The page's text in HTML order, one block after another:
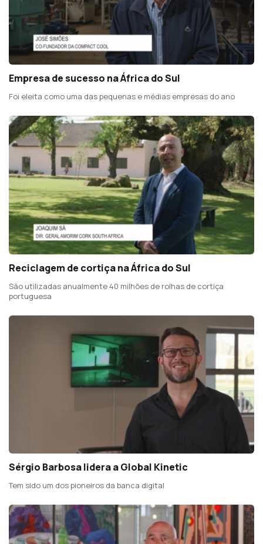
Empresa de sucesso na África do Sul
Foi eleita como uma das pequenas e médias empresas do ano
Reciclagem de cortiça na África do Sul
São utilizadas anualmente 40 milhões de rolhas de cortiça
portuguesa
Sérgio Barbosa lidera a Global Kinetic
Tem sido um dos pioneiros da banca digital